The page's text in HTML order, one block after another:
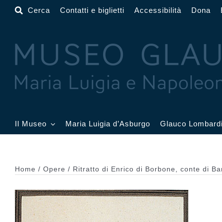
Salta
Cerca Contatti e biglietti Accessibilità Dona
Il Museo
Sala Francesi Sala Petitot
Maria Luigia d’Asburgo Glauco Lombardi
Home Opere Ritratto di Enrico di Borbone, conte di